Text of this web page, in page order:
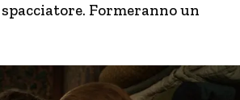
Formeranno un